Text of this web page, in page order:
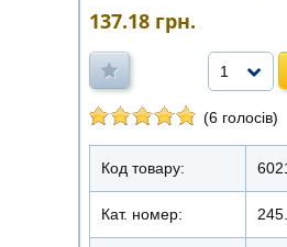
137.18 грн.
1
(6 голосів)
Код товару:
Кат. номер: